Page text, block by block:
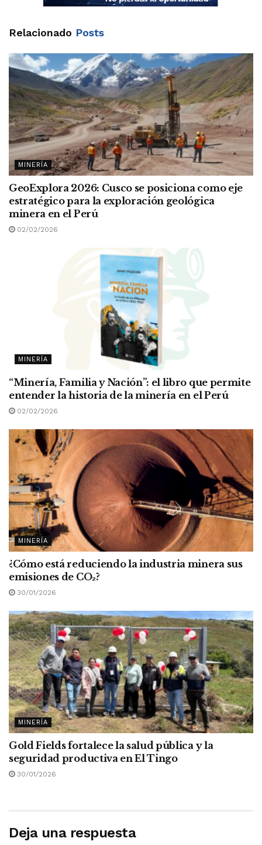
Relacionado Posts
MINERÍA
GeoExplora 2026: Cusco se posiciona como eje
estratégico para la exploración geológica
minera en el Perú
02/02/2026
MINERÍA
“Minería, Familia y Nación”: el libro que permite
entender la historia de la minería en el Perú
02/02/2026
MINERÍA
¿Cómo está reduciendo la industria minera sus
emisiones de CO₂?
30/01/2026
MINERÍA
Gold Fields fortalece la salud pública y la
seguridad productiva en El Tingo
30/01/2026
Deja una respuesta